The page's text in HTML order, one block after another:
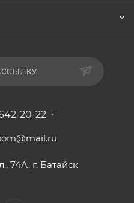
20-22
74А, г. Батайск